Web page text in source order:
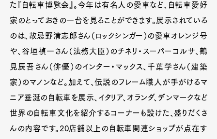
た『自転車博覧会』。今年は有名人の愛車など、自転車愛好
家のとっておきの一台を見ることができます。展示されている
のは、故忌野清志郎さん（ロックシンガー）の愛車オレンジ号
や、谷垣禎一さん（法務大臣）のチネリ・スーパーコルサ、鶴
見辰吾さん（俳優）のインター・マックス、千葉学さん（建築
家）のマノンなど。加えて、伝説のフレーム職人が手がけるマ
ニア垂涎の自転車を展示、イタリア、オランダ、デンマークなど
世界の自転車文化を紹介するコーナーも設けた、盛りだくさ
んの内容です。20店舗以上の自転車関連ショップが点在す